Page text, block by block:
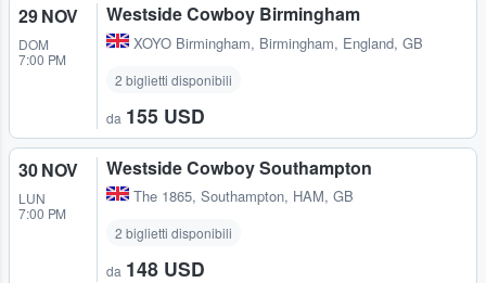
29 NOV
DOM
7:00 PM
Westside Cowboy Birmingham
XOYO Birmingham, Birmingham, England, GB
2 biglietti disponibili
da 155 USD
30 NOV
LUN
7:00 PM
Westside Cowboy Southampton
The 1865, Southampton, HAM, GB
2 biglietti disponibili
da 148 USD